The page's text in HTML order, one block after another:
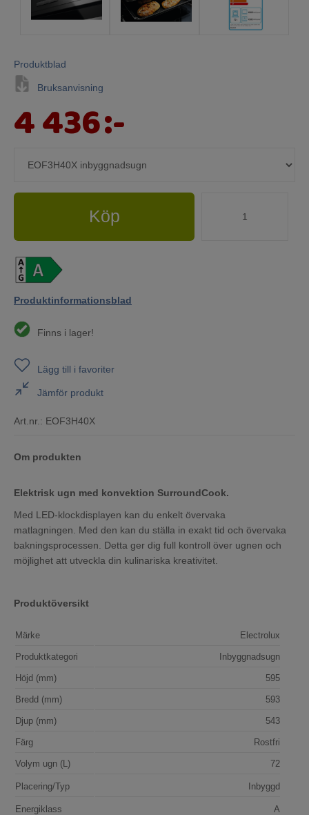
Produktblad
Bruksanvisning
4 436:-
Köp
Produktinformationsblad
Finns i lager!
Lägg till i favoriter
Jämför produkt
Art.nr.: EOF3H40X
Om produkten
Elektrisk ugn med konvektion SurroundCook.
Med LED-klockdisplayen kan du enkelt övervaka
matlagningen. Med den kan du ställa in exakt tid och övervaka
bakningsprocessen. Detta ger dig full kontroll över ugnen och
möjlighet att utveckla din kulinariska kreativitet.
Produktöversikt
Märke Electrolux
Produktkategori Inbyggnadsugn
Höjd (mm) 595
Bredd (mm) 593
Djup (mm) 543
Färg Rostfri
Volym ugn (L) 72
Placering/Typ Inbyggd
Energiklass A